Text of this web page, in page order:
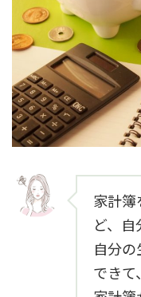
家計
ど、自
自分
できて